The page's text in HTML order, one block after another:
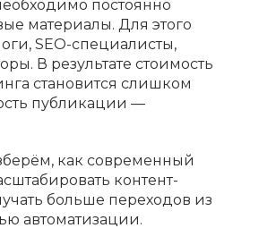
постоянно
материалы. Для этого
SEO-специалисты,
В результате стоимость
становится слишком
публикации —
как современный
контент-
больше переходов из
автоматизации.